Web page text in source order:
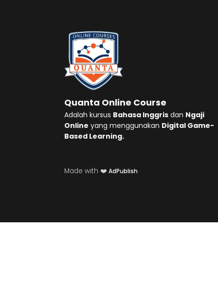
Quanta Online Course
Adalah kursus Bahasa Inggris dan Ngaji
Online yang menggunakan Digital Game-
Based Learning.
Made with ❤️ AdPublish